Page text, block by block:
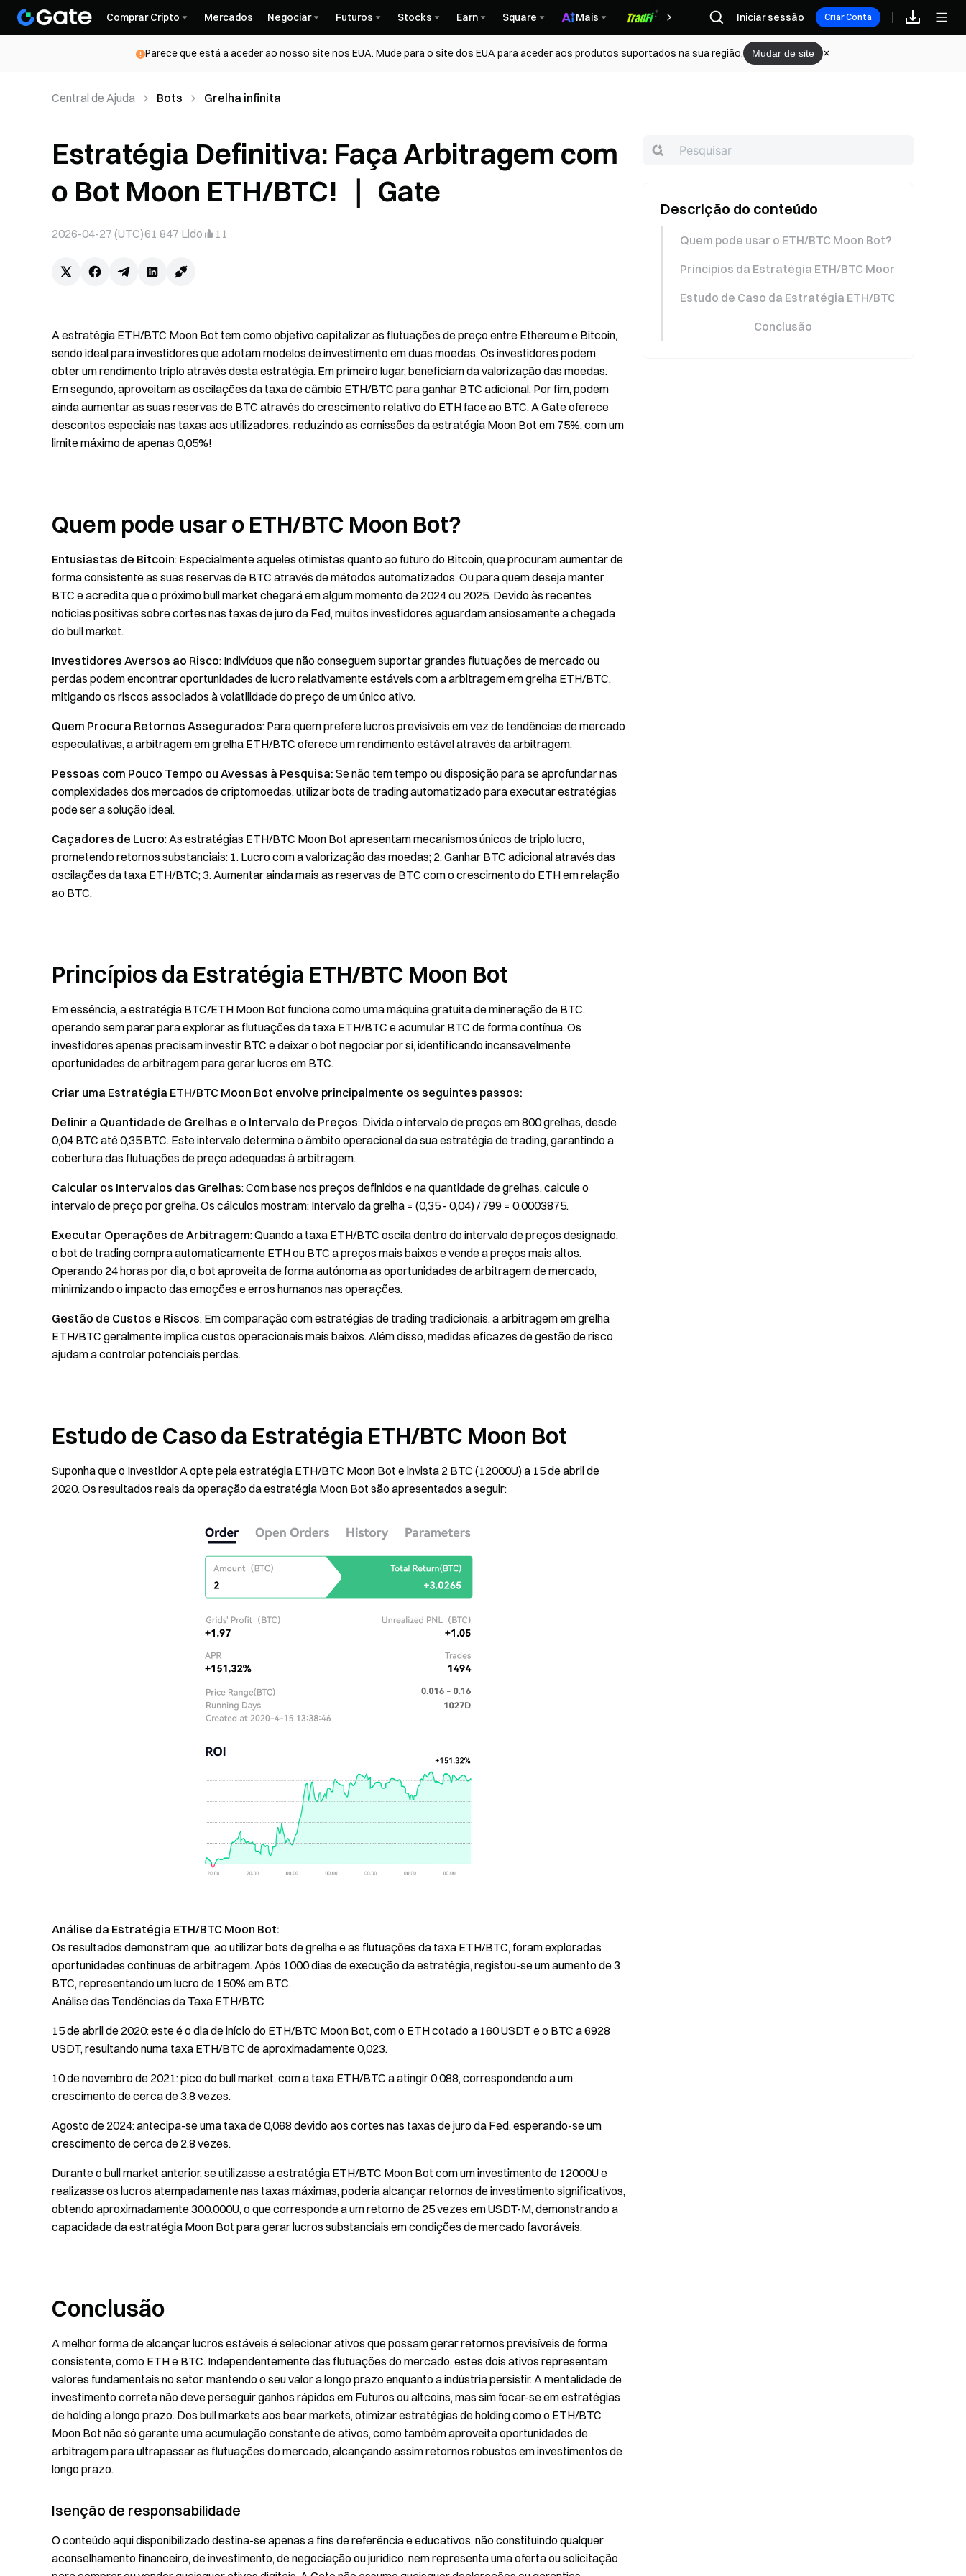
Comprar Cripto Mercados Negociar Futuros Stocks Earn Square Mais Recompensas
Iniciar sessão Criar Conta
Parece que está a aceder ao nosso site nos EUA. Mude para o site dos EUA para aceder aos produtos suportados na sua região. Mudar de site
Central de Ajuda Bots Grelha infinita
Estratégia Definitiva: Faça Arbitragem com
o Bot Moon ETH/BTC! ｜ Gate
2026-04-27 (UTC)61 847 Lido 11
A estratégia ETH/BTC Moon Bot tem como objetivo capitalizar as flutuações de preço entre Ethereum e Bitcoin,
sendo ideal para investidores que adotam modelos de investimento em duas moedas. Os investidores podem
obter um rendimento triplo através desta estratégia. Em primeiro lugar, beneficiam da valorização das moedas.
Em segundo, aproveitam as oscilações da taxa de câmbio ETH/BTC para ganhar BTC adicional. Por fim, podem
ainda aumentar as suas reservas de BTC através do crescimento relativo do ETH face ao BTC. A Gate oferece
descontos especiais nas taxas aos utilizadores, reduzindo as comissões da estratégia Moon Bot em 75%, com um
limite máximo de apenas 0,05%!
Quem pode usar o ETH/BTC Moon Bot?
Entusiastas de Bitcoin: Especialmente aqueles otimistas quanto ao futuro do Bitcoin, que procuram aumentar de
forma consistente as suas reservas de BTC através de métodos automatizados. Ou para quem deseja manter
BTC e acredita que o próximo bull market chegará em algum momento de 2024 ou 2025. Devido às recentes
notícias positivas sobre cortes nas taxas de juro da Fed, muitos investidores aguardam ansiosamente a chegada
do bull market.
Investidores Aversos ao Risco: Indivíduos que não conseguem suportar grandes flutuações de mercado ou
perdas podem encontrar oportunidades de lucro relativamente estáveis com a arbitragem em grelha ETH/BTC,
mitigando os riscos associados à volatilidade do preço de um único ativo.
Quem Procura Retornos Assegurados: Para quem prefere lucros previsíveis em vez de tendências de mercado
especulativas, a arbitragem em grelha ETH/BTC oferece um rendimento estável através da arbitragem.
Pessoas com Pouco Tempo ou Avessas à Pesquisa: Se não tem tempo ou disposição para se aprofundar nas
complexidades dos mercados de criptomoedas, utilizar bots de trading automatizado para executar estratégias
pode ser a solução ideal.
Caçadores de Lucro: As estratégias ETH/BTC Moon Bot apresentam mecanismos únicos de triplo lucro,
prometendo retornos substanciais: 1. Lucro com a valorização das moedas; 2. Ganhar BTC adicional através das
oscilações da taxa ETH/BTC; 3. Aumentar ainda mais as reservas de BTC com o crescimento do ETH em relação
ao BTC.
Princípios da Estratégia ETH/BTC Moon Bot
Em essência, a estratégia BTC/ETH Moon Bot funciona como uma máquina gratuita de mineração de BTC,
operando sem parar para explorar as flutuações da taxa ETH/BTC e acumular BTC de forma contínua. Os
investidores apenas precisam investir BTC e deixar o bot negociar por si, identificando incansavelmente
oportunidades de arbitragem para gerar lucros em BTC.
Criar uma Estratégia ETH/BTC Moon Bot envolve principalmente os seguintes passos:
Definir a Quantidade de Grelhas e o Intervalo de Preços: Divida o intervalo de preços em 800 grelhas, desde
0,04 BTC até 0,35 BTC. Este intervalo determina o âmbito operacional da sua estratégia de trading, garantindo a
cobertura das flutuações de preço adequadas à arbitragem.
Calcular os Intervalos das Grelhas: Com base nos preços definidos e na quantidade de grelhas, calcule o
intervalo de preço por grelha. Os cálculos mostram: Intervalo da grelha = (0,35 - 0,04) / 799 = 0,0003875.
Executar Operações de Arbitragem: Quando a taxa ETH/BTC oscila dentro do intervalo de preços designado,
o bot de trading compra automaticamente ETH ou BTC a preços mais baixos e vende a preços mais altos.
Operando 24 horas por dia, o bot aproveita de forma autónoma as oportunidades de arbitragem de mercado,
minimizando o impacto das emoções e erros humanos nas operações.
Gestão de Custos e Riscos: Em comparação com estratégias de trading tradicionais, a arbitragem em grelha
ETH/BTC geralmente implica custos operacionais mais baixos. Além disso, medidas eficazes de gestão de risco
ajudam a controlar potenciais perdas.
Estudo de Caso da Estratégia ETH/BTC Moon Bot
Suponha que o Investidor A opte pela estratégia ETH/BTC Moon Bot e invista 2 BTC (12000U) a 15 de abril de
2020. Os resultados reais da operação da estratégia Moon Bot são apresentados a seguir:
Análise da Estratégia ETH/BTC Moon Bot:
Os resultados demonstram que, ao utilizar bots de grelha e as flutuações da taxa ETH/BTC, foram exploradas
oportunidades contínuas de arbitragem. Após 1000 dias de execução da estratégia, registou-se um aumento de 3
BTC, representando um lucro de 150% em BTC.
Análise das Tendências da Taxa ETH/BTC
15 de abril de 2020: este é o dia de início do ETH/BTC Moon Bot, com o ETH cotado a 160 USDT e o BTC a 6928
USDT, resultando numa taxa ETH/BTC de aproximadamente 0,023.
10 de novembro de 2021: pico do bull market, com a taxa ETH/BTC a atingir 0,088, correspondendo a um
crescimento de cerca de 3,8 vezes.
Agosto de 2024: antecipa-se uma taxa de 0,068 devido aos cortes nas taxas de juro da Fed, esperando-se um
crescimento de cerca de 2,8 vezes.
Durante o bull market anterior, se utilizasse a estratégia ETH/BTC Moon Bot com um investimento de 12000U e
realizasse os lucros atempadamente nas taxas máximas, poderia alcançar retornos de investimento significativos,
obtendo aproximadamente 300.000U, o que corresponde a um retorno de 25 vezes em USDT-M, demonstrando a
capacidade da estratégia Moon Bot para gerar lucros substanciais em condições de mercado favoráveis.
Conclusão
A melhor forma de alcançar lucros estáveis é selecionar ativos que possam gerar retornos previsíveis de forma
consistente, como ETH e BTC. Independentemente das flutuações do mercado, estes dois ativos representam
valores fundamentais no setor, mantendo o seu valor a longo prazo enquanto a indústria persistir. A mentalidade de
investimento correta não deve perseguir ganhos rápidos em Futuros ou altcoins, mas sim focar-se em estratégias
de holding a longo prazo. Dos bull markets aos bear markets, otimizar estratégias de holding como o ETH/BTC
Moon Bot não só garante uma acumulação constante de ativos, como também aproveita oportunidades de
arbitragem para ultrapassar as flutuações do mercado, alcançando assim retornos robustos em investimentos de
longo prazo.
Isenção de responsabilidade
O conteúdo aqui disponibilizado destina-se apenas a fins de referência e educativos, não constituindo qualquer
aconselhamento financeiro, de investimento, de negociação ou jurídico, nem representa uma oferta ou solicitação
Descrição do conteúdo
Quem pode usar o ETH/BTC Moon Bot?
Princípios da Estratégia ETH/BTC Moon Bot
Estudo de Caso da Estratégia ETH/BTC Moon Bot
Conclusão